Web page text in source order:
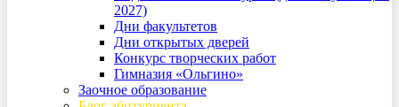
2027)
Дни факультетов
Дни открытых дверей
Конкурс творческих работ
Гимназия «Ольгино»
Заочное образование